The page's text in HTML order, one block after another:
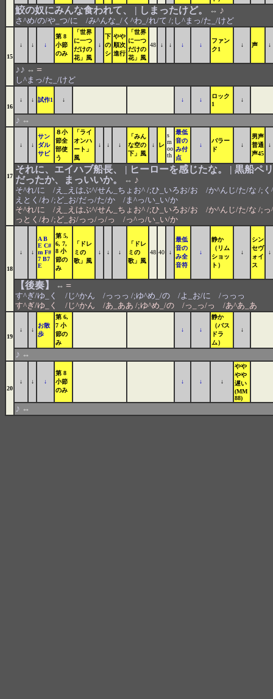
鮫の奴にみんな食われて、 | しまったけど。 ⇔ ♪
さ^め/の/や_つ/に /み^んな_/く^わ_/れ/て /;し^まっ/た_/けど
15
↓ ↓ ↓
第 8
小節
のみ
「世界
に一つ
だけの
花」風
↓
下
の
シ
やや
順次
進行
「世界
に一つ
だけの
花」風
48 ↓ ↓ ↓ ↓
ファン
ク1
↓ 声 ↓
♪♪ ⇔ =
し^まっ/た_/けど
16
↓ ↓ 試作1 ↓ ↓ ↓
ロック
1
↓
♪ ⇔
17
↓ ↓
サン
ダル
サビ
８小
節全
部使
う
「ライ
オンハ
ート」
風
↓ ↓ ↓
「みん
な空の
下」風
↓ レ
s
m
oo
th
最低
音の
み付
点
↓
バラー
ド
↓
男声
普通
声45
↓
それに、エイハブ船長、 | ヒーローを感じたな。 | 黒船ペ
だったか、まっいいか。
⇔ ♪
そ^れ/に /え_えはぶ^/せん_ちょお^ /;ひ_いろお/お /か^んじ/た/な /;
えとく/わ /;ど_お/だっ/た/か /ま^っ/い_い/か
そ^れ/に /え_えはぶ^/せん_ちょお^ /;ひ_いろお/お /か^んじ/た/な /;
っとく/わ /;ど_お/っっ/っ/っ /っ^っ/い_い/か
18
↓ ↓
A B
E C#
m F#
7 B7
E
第 5,
6, 7,
8 小
節の
み
「ドレ
ミの
歌」風
↓ ↓ ↓
「ドレ
ミの
歌」風
48 40 ↓
最低
音の
み全
音符
↓
静か
（リム
ショッ
ト）
↓
シン
セヴ
ォイ
ス
↓
【後奏】 ⇔ =
す^ぎ/ゆ_く /じ^かん /っっっ /;ゆ^め_/の /よ_お/に /っっっ
す^ぎ/ゆ_く /じ^かん /あ_ああ /;ゆ^め_/の /っ_っ/っ /あ^あ_あ
19
↓ ↓
お散
歩
第 6,
7 小
節の
み
↓ ↓
静か
（バス
ドラ
ム）
↓
♪ ⇔
20
↓ ↓ ↓
第 8
小節
のみ
↓ ↓ ↓
やや
やや
遅い
(MM
88)
♪ ⇔